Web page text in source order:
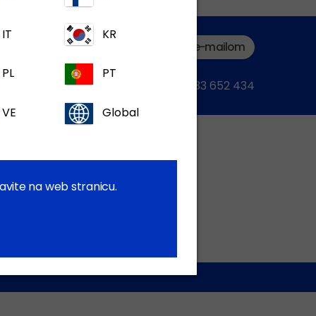
Podnesite zahtjev e-mailom
ili nazovite:+387 33 652 434
IT KR
PL PT
VE Global
na web stranicu.